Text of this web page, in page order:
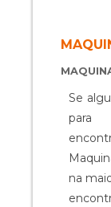
Se
para
na